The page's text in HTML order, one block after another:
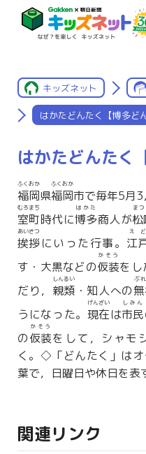
キッズネット
はかたどんたく【博多ど
はかたどんたく
福岡
ふくおか
県福岡
ふくおか
市で毎年5月
室町
むろまち
時代に博多
はかた
商人が
ま
挨拶
あいさつ
にいった行事。 江
えど
す・大黒などの仮装
かそう
をし
だり， 親類
しんるい
・知人への
ぶ
うになった。 現在
げんざい
は市民
しみん
の仮装
かそう
をして，シャモ
く。◇「どんたく」は
葉で，日曜日や休日を表
関連リンク